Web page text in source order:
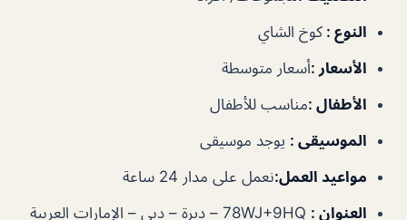
النوع : كوخ الشاي
الأسعار :أسعار متوسطة
الأطفال :مناسب للأطفال
الموسيقى : يوجد موسيقى
مواعيد العمل:نعمل على مدار 24 ساعة
العنوان :
78WJ+9HQ – ديرة – دبي – الإمارات العربية